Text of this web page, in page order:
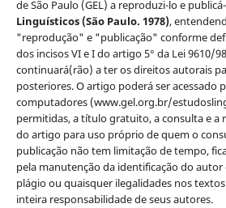
de São Paulo (GEL) a reproduzi-lo e
Linguísticos(São Paulo. 1978),
"reprodução" e "publicação" conforme
dos incisos VI e I do artigo 5° da Lei 9610/
continuará(rão) a ter os direitos autorais
posteriores. O artigo poderá ser acessado
computadores (www.gel.org.br/
permitidas, a título gratuito, a consulta e a
do artigo para uso próprio de quem o
publicação não tem limitação de tempo,
pela manutenção da identificação do autor
plágio ou quaisquer ilegalidades nos
inteira responsabilidade de seus autores.